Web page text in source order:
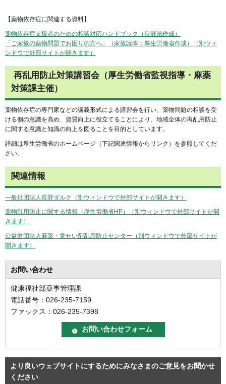
【薬物依存症に関連する資料】
薬物依存症支援者のための相談対応ハンドブック（長野県作成）
「ご家族の薬物問題でお困りの方へ」（家族読本：厚生労働省作成）（別ウィ
ンドウで外部サイトが開きます）
再乱用防止対策講習会（厚生労働省監視指導・麻薬
対策課主催）
薬物依存症の専門家などの講義形式による講習会を行い、薬物問題の相談を受
ける側の意識を高め、資質向上に役立てることにより、地域全体の再乱用防止
に関する意識と知識の向上を図ることを目的としています。
詳細は厚生労働省のホームページ（下記関連情報からリンク）を参照してくだ
さい。
関連情報
一般社団法人長野ダルク（別ウィンドウで外部サイトが開きます）
薬物乱用防止に関する情報（厚生労働省HP）（別ウィンドウで外部サイトが開
きます）
公益財団法人麻薬・覚せい剤乱用防止センター（別ウィンドウで外部サイトが
開きます）
お問い合わせ
健康福祉部薬事管理課
電話番号：026-235-7159
ファックス：026-235-7398
より良いウェブサイトにするためにみなさまのご意見をお聞かせ
ください